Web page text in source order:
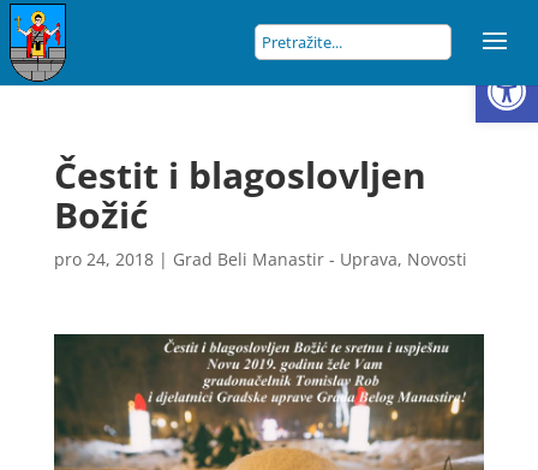
Čestit i blagoslovljen
Božić
pro 24, 2018| Grad Beli Manastir - Uprava, Novosti